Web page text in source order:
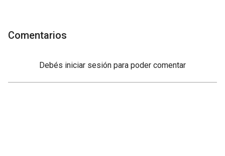
Comentarios
Debés iniciar sesión para poder comentar